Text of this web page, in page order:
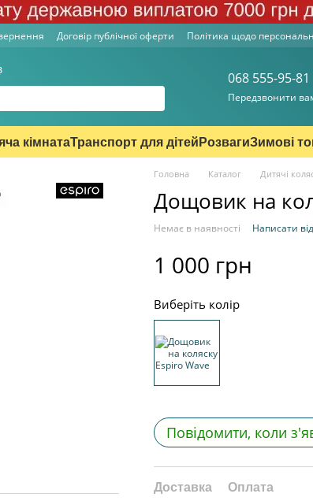
Договір публічної оферти Політика щодо
068 555-95-81
Передзвонити
кімнатаТранспорт для дітейРозвагиЗимові
Головна Каталог Дитячі
Дощовик на
Немає в наявності Написати
1 000 грн
Виберіть колір
Повідомити, коли
Доставка Оплата